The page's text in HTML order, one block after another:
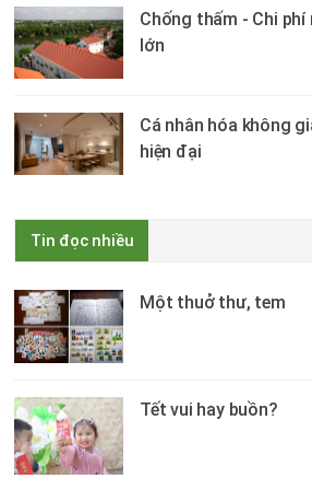
Chống thấm - Chi
lớn
Cá nhân hóa không
hiện đại
Tin đọc nhiều
Một thuở thư, tem
Tết vui hay buồn?